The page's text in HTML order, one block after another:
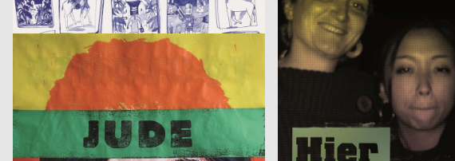
Roland Piltz, Aisha Ronniger Volker Pfüller
Bilderlesen
strichpunkt D
2007
Der fliegende Holländer
Fons Hickmann m23
Wärmedisko